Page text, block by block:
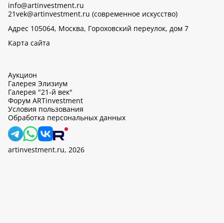
info@artinvestment.ru
21vek@artinvestment.ru (современное искусство)
Адрес 105064, Москва, Гороховский переулок, дом 7
Карта сайта
Аукцион
Галерея Элизиум
Галерея "21-й век"
Форум ARTinvestment
Условия пользования
Обработка персональных данных
artinvestment.ru, 2026